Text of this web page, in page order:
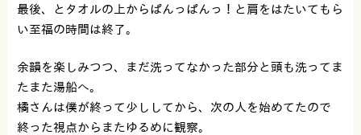
最後、とタオルの上からぱんっぱんっ！と肩をはたいてもら
い至福の時間は終了。
余韻を楽しみつつ、まだ洗ってなかった部分と頭も洗ってま
たまた湯船へ。
橘さんは僕が終って少ししてから、次の人を始めてたので
終った視点からまたゆるめに観察。